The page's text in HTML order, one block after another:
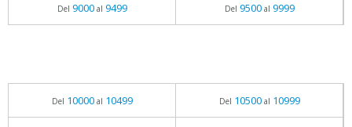
Del 9000al 9499 Del 9500al 9999
Del 10000al 10499 Del 10500al 10999